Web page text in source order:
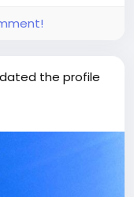
the profile